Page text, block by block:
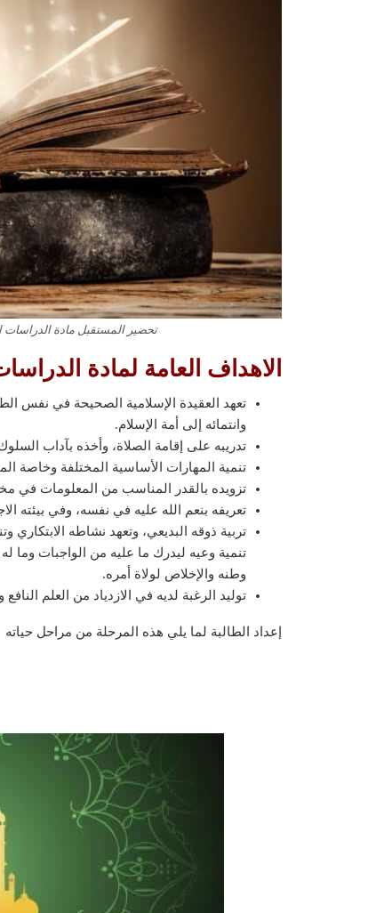
تحضير المستقبل مادة الدراسات
الاهداف العامة لمادة
تعهد العقيدة الإسلامية الصحيحة في نفس
وانتمائه إلى أمة الإسلام.
تدريبه على إقامة الصلاة، وأخذه بآداب
تنمية المهارات الأساسية المختلفة وخاصة
تزويده بالقدر المناسب من المعلومات في
تعريفه بنعم الله عليه في نفسه، وفي بيئته
تربية ذوقه البديعي، وتعهد نشاطه الابتكاري
تنمية وعيه ليدرك ما عليه من الواجبات
وطنه والإخلاص لولاة أمره.
توليد الرغبة لديه في الازدياد من العلم
إعداد الطالبة لما يلي هذه المرحلة من مراحل حياته